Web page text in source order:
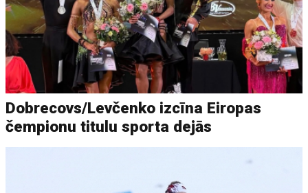
Dobrecovs/Levčenko izcīna Eiropas
čempionu titulu sporta dejās